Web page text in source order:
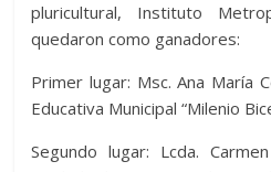
pluricultural, Instituto
quedaron como ganadores:
Primer lugar: Msc. Ana María
Educativa Municipal “Milenio
Segundo lugar: Lcda.